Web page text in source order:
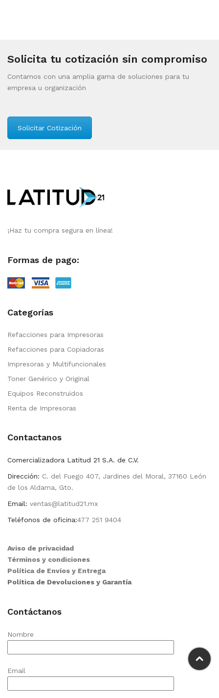
Solicita tu cotización sin compromiso
Contamos con una amplia gama de soluciones para tu
empresa u organización
Solicitar Cotización
¡Haz tu compra segura en línea!
Formas de pago:
Categorías
Refacciones para Impresoras
Refacciones para Copiadoras
Impresoras y Multifuncionales
Toner Genérico y Original
Equipos Reconstruidos
Renta de Impresoras
Contactanos
Comercializadora Latitud 21 S.A. de C.V.
Dirección: C. del Fuego 407, Jardines del Moral, 37160 León
de los Aldama, Gto.
Email: ventas@latitud21.mx
Teléfonos de oficina:477 251 9404
Aviso de privacidad
Términos y condiciones
Política de Envíos y Entrega
Política de Devoluciones y Garantía
Contáctanos
Nombre
Email